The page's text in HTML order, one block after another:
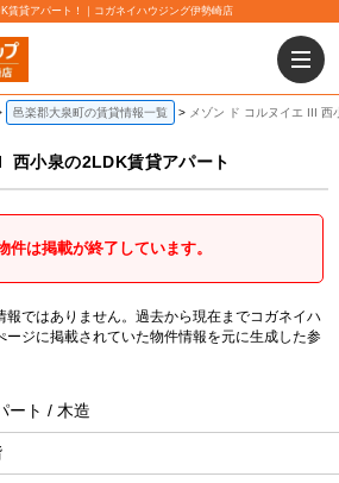
賃貸アパート！｜コガネイハウジング伊勢崎店
邑楽郡大泉町の賃貸情報一覧 メゾン ド コルヌイエ III
西小泉の2LDK賃貸アパート
件は掲載が終了しています。
ではありません。過去から現在までコガネイハ
ージに掲載されていた物件情報を元に生成した参
ート / 木造